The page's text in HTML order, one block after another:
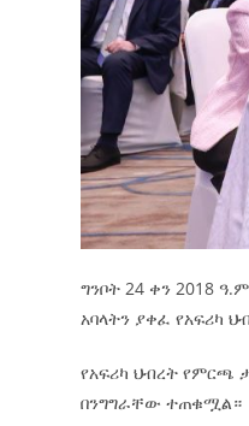
ግንቦት 24 ቀን 2018
አባላትን ያቀፈ የአፍሪካ
የአፍሪካ ህብረት የምርጫ
በንግግራቸው ተጠቁሟል።